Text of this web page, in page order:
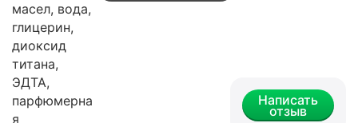
масел, вода,
глицерин,
диоксид
титана,
ЭДТА,
парфюмерна
я
Написать
отзыв